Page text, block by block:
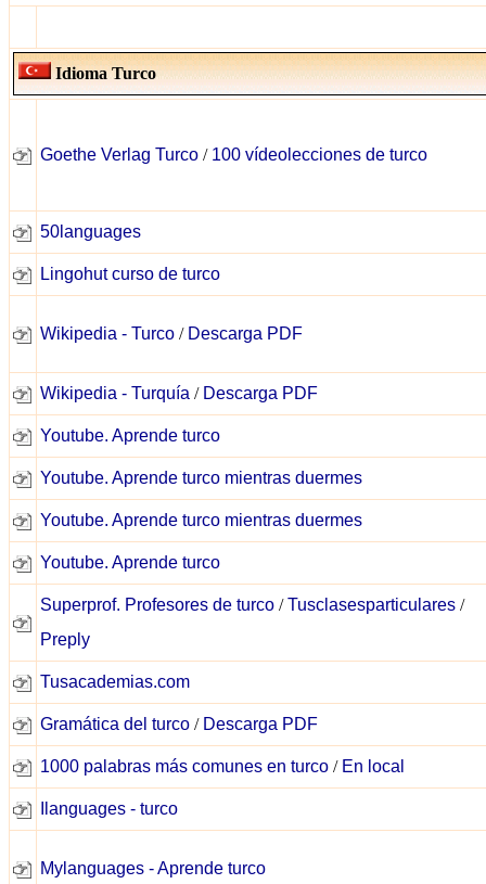
Idioma Turco
Goethe Verlag Turco / 100 vídeolecciones de turco
50languages
Lingohut curso de turco
Wikipedia - Turco / Descarga PDF
Wikipedia - Turquía / Descarga PDF
Youtube. Aprende turco
Youtube. Aprende turco mientras duermes
Youtube. Aprende turco mientras duermes
Youtube. Aprende turco
Superprof. Profesores de turco /Tusclasesparticulares /
Preply
Tusacademias.com
Gramática del turco / Descarga PDF
1000 palabras más comunes en turco / En local
Ilanguages - turco
Mylanguages - Aprende turco